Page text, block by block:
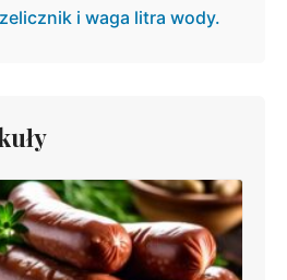
i waga litra wody.